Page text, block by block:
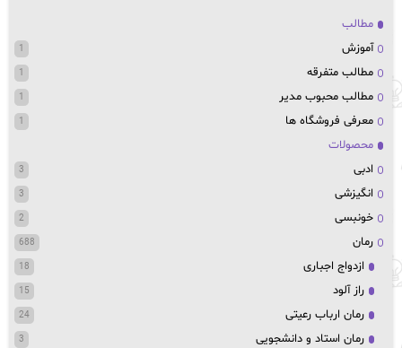
مطالب
آموزش
1
مطالب متفرقه 1
مطالب محبوب مدیر 1
معرفی فروشگاه ها 1
محصولات
ادبی
3
انگیزشی 3
خونبسی 2
رمان 688
ازدواج اجباری 18
راز آلود 15
رمان ارباب رعیتی 24
رمان استاد و دانشجویی 3